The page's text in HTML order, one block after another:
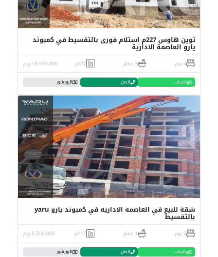
توين هاوس 227م استلام فورى بالتقسيط في كمبوند
يارو العاصمة الادارية
4 نوم 3 حمام 227م 18,970,000 ج.م
واتساب اتصل البورشور
شقة للبيع في العاصمه الاداريه في كمبوند يارو yaru
بالتقسيط
2 نوم 1 حمام 117م 5,500,000 ج.م
واتساب اتصل البورشور